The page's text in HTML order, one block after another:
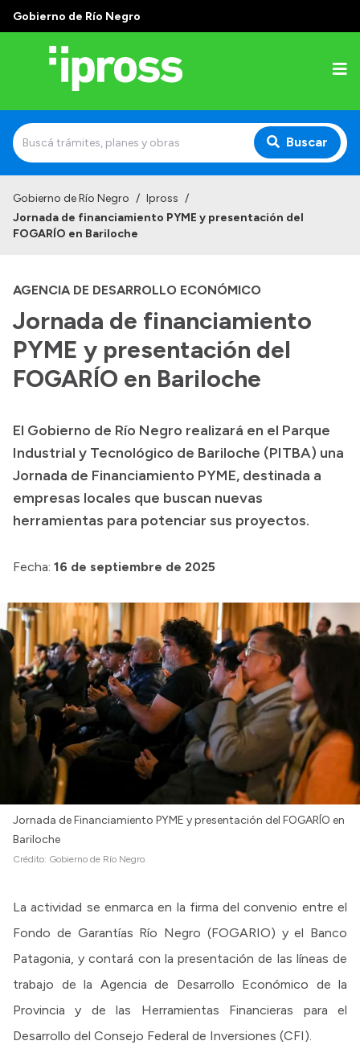
Gobierno de Río Negro
Buscar
Institucional
Autoridades
Delegaciones
Consultorios Propios
Presentación CV
Transparencia
Inversión en Salud
Licitaciones
Consulta de expedientes
Gobierno de Río Negro / Ipross /
Jornada de financiamiento PYME y presentación del
FOGARÍO en Bariloche
AGENCIA DE DESARROLLO ECONÓMICO
Jornada de financiamiento
PYME y presentación del
FOGARÍO en Bariloche
El Gobierno de Río Negro realizará en el Parque
Industrial y Tecnológico de Bariloche (PITBA) una
Jornada de Financiamiento PYME, destinada a
empresas locales que buscan nuevas
herramientas para potenciar sus proyectos.
Fecha: 16 de septiembre de 2025
Jornada de Financiamiento PYME y presentación del FOGARÍO en
Bariloche
Crédito: Gobierno de Río Negro.
La actividad se enmarca en la firma del convenio entre el
Fondo de Garantías Río Negro (FOGARIO) y el Banco
Patagonia, y contará con la presentación de las líneas de
trabajo de la Agencia de Desarrollo Económico de la
Provincia y de las Herramientas Financieras para el
Desarrollo del Consejo Federal de Inversiones (CFI).